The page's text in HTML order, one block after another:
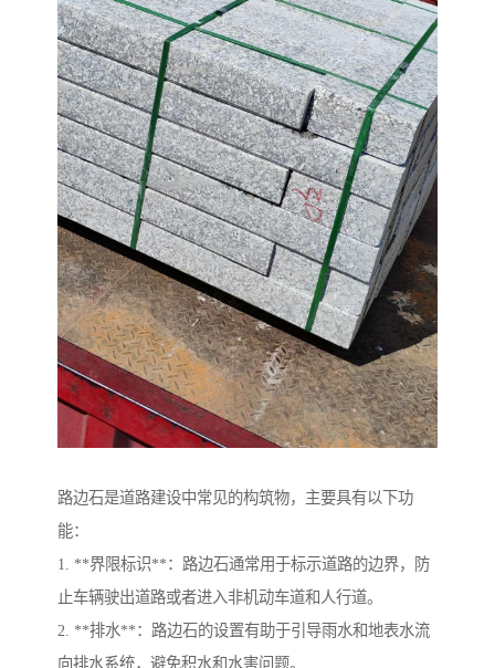
路边石是道路建设中常见的构筑物，主要具有以下功
能：
1. **界限标识**：路边石通常用于标示道路的边界，防
止车辆驶出道路或者进入非机动车道和人行道。
2. **排水**：路边石的设置有助于引导雨水和地表水流
向排水系统，避免积水和水害问题。